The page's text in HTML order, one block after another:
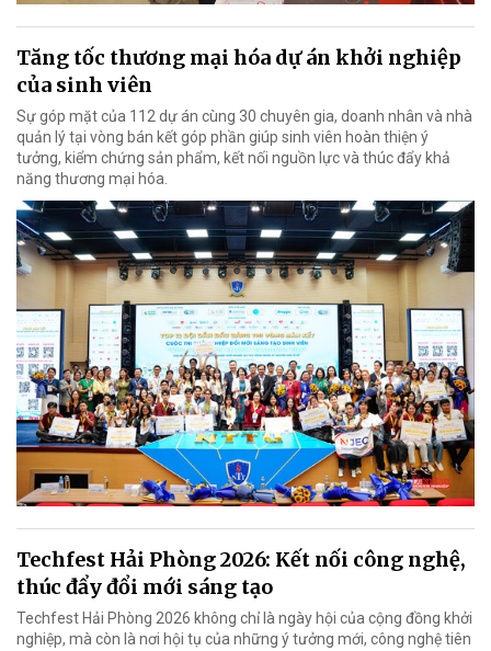
Tăng tốc thương mại hóa dự án khởi nghiệp
của sinh viên
Sự góp mặt của 112 dự án cùng 30 chuyên gia, doanh nhân và nhà
quản lý tại vòng bán kết góp phần giúp sinh viên hoàn thiện ý
tưởng, kiểm chứng sản phẩm, kết nối nguồn lực và thúc đẩy khả
năng thương mại hóa.
Techfest Hải Phòng 2026: Kết nối công nghệ,
thúc đẩy đổi mới sáng tạo
Techfest Hải Phòng 2026 không chỉ là ngày hội của cộng đồng khởi
nghiệp, mà còn là nơi hội tụ của những ý tưởng mới, công nghệ tiên